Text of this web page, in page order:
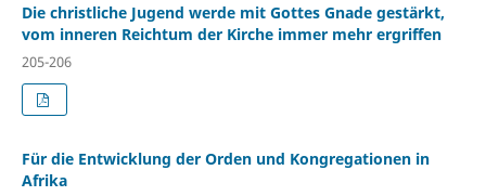
Die christliche Jugend werde mit Gottes Gnade gestärkt,
vom inneren Reichtum der Kirche immer mehr ergriffen
205-206
Für die Entwicklung der Orden und Kongregationen in
Afrika